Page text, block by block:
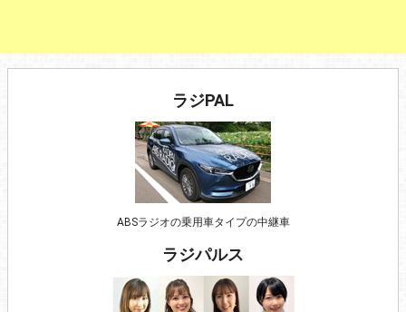
ラジPAL
ABSラジオの乗用車タイプの中継車
ラジパルス